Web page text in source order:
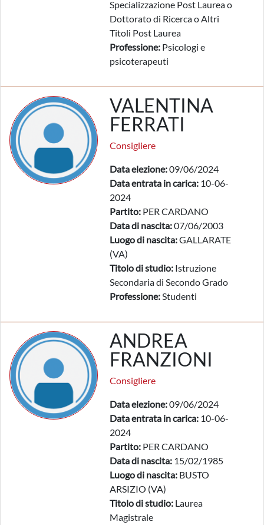
Specializzazione Post Laurea o
Dottorato di Ricerca o Altri
Titoli Post Laurea
Professione: Psicologi e
psicoterapeuti
VALENTINA
FERRATI
Consigliere
Data elezione:09/06/2024
Data entrata in carica: 10-06-
2024
Partito: PER CARDANO
Data di nascita:07/06/2003
Luogo di nascita:GALLARATE
(VA)
Titolo di studio: Istruzione
Secondaria di Secondo Grado
Professione:Studenti
ANDREA
FRANZIONI
Consigliere
Data elezione:09/06/2024
Data entrata in carica: 10-06-
2024
Partito: PER CARDANO
Data di nascita: 15/02/1985
Luogo di nascita: BUSTO
ARSIZIO (VA)
Titolo di studio: Laurea
Magistrale